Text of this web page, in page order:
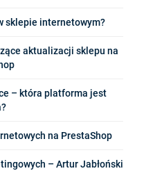
sklepie internetowym?
aktualizacji sklepu na
– która platforma jest
na PrestaShop
– Artur Jabłoński